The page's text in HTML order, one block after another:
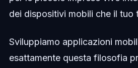
dei dispositivi mobili che il tuo
Sviluppiamo applicazioni
esattamente questa filosofia